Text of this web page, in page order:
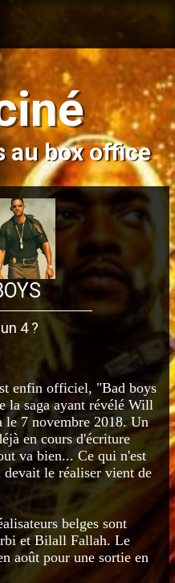
au box office
4 ?
enfin officiel, "Bad boys
la saga ayant révélé Will
le 7 novembre 2018. Un
en cours d'écriture
va bien... Ce qui n'est
devait le réaliser vient de
belges sont
et Bilall Fallah. Le
août pour une sortie en